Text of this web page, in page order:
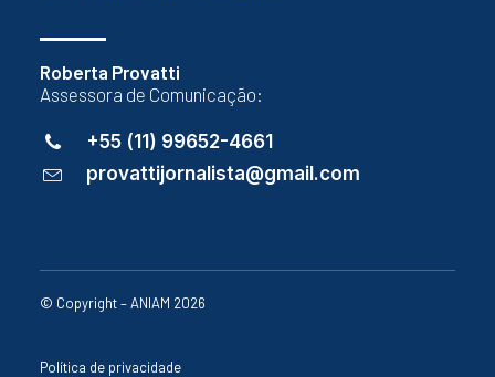
Roberta Provatti
Assessora de Comunicação:
+55 (11) 99652-4661
provattijornalista@gmail.com
© Copyright – ANIAM 2026
Política de privacidade